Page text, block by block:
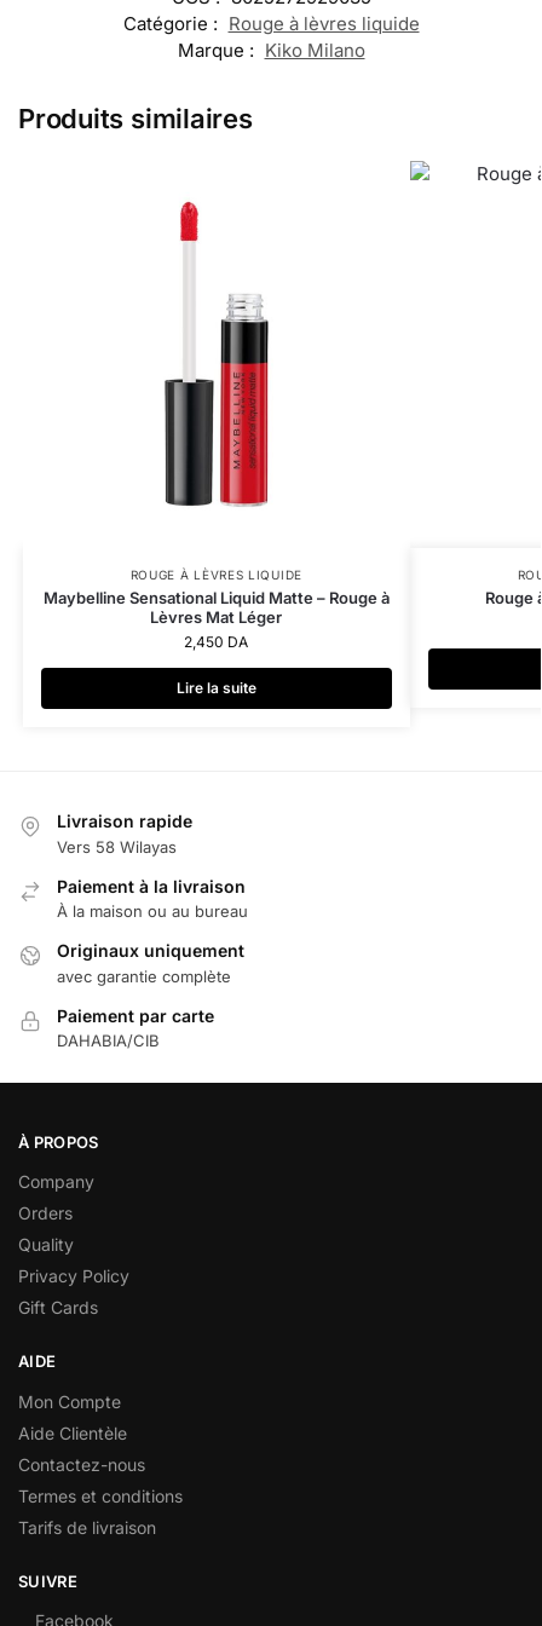
Catégorie : Rouge à lèvres liquide
Marque : Kiko Milano
Produits similaires
ROUGE À LÈVRES LIQUIDE
Maybelline Sensational Liquid Matte – Rouge à
Lèvres Mat Léger
2,450 DA
Lire la suite
Rouge
Livraison rapide
Vers 58 Wilayas
Paiement à la livraison
À la maison ou au bureau
Originaux uniquement
avec garantie complète
Paiement par carte
DAHABIA/CIB
À PROPOS
Company
Orders
Quality
Privacy Policy
Gift Cards
AIDE
Mon Compte
Aide Clientèle
Contactez-nous
Termes et conditions
Tarifs de livraison
SUIVRE
Facebook